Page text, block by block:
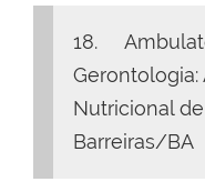
18.
Nutricional
Barreiras/BA